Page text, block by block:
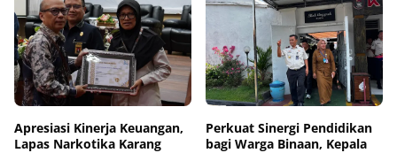
Apresiasi Kinerja Keuangan,
Lapas Narkotika Karang
Perkuat Sinergi Pendidikan
bagi Warga Binaan, Kepala